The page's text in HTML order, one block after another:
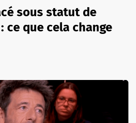
sous statut de
ce que cela change